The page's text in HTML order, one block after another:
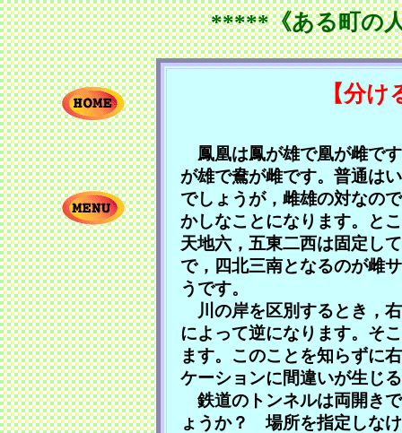
*****《ある町の
【分
鳳凰は鳳が雄で凰が雌で
が雄で鴦が雌です。普通は
でしょうが，雌雄の対なの
かしなことになります。と
天地六，五東二西は固定し
で，四北三南となるのが雌
うです。
川の岸を区別するとき，
によって逆になります。そ
ます。このことを知らずに
ケーションに間違いが生じ
鉄道のトンネルは両開き
ょうか？ 場所を指定しな